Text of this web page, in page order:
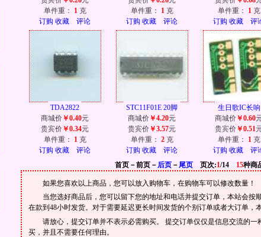
单件重：
1 克
订购 收藏 评论
单件重：
1 克
订购 收藏 评论
单件重：
1 克
订购 收藏 评
TDA2822
商城价 ￥0.40元
贵宾价 ￥0.34元
单件重：
1 克
订购 收藏 评论
STC11F01E 20脚
商城价 ￥4.20元
贵宾价 ￥3.57元
单件重： 2 克
订购 收藏 评论
生日歌IC长响
商城价 ￥0.60
贵宾价 ￥0.51
单件重：
1 克
订购 收藏 评
首页－前页－ 后页 － 尾页 页次:1/14 15种商
如果您喜欢以上商品，您可以放入购物车，在购物车可以修改数量！
当您选好商品后，您可以留下您的地址和电话并提交订单，本站会按
在款到48小时发货。对于需要延迟更长时间发货的个别订单或者大订单，
请放心，提交订单并不表示必需购买。 提交订单仅仅是信息交流的
买，并且不需要任何理由。